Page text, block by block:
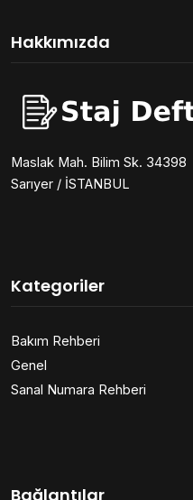
Hakkımızda
Maslak Mah. Bilim Sk. 34398
Sarıyer / İSTANBUL
Kategoriler
Bakım Rehberi
Genel
Sanal Numara Rehberi
Bağlantılar